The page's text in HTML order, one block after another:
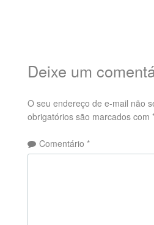
Deixe um
O seu endereço de e-mail não
obrigatórios são marcados com
Comentário *